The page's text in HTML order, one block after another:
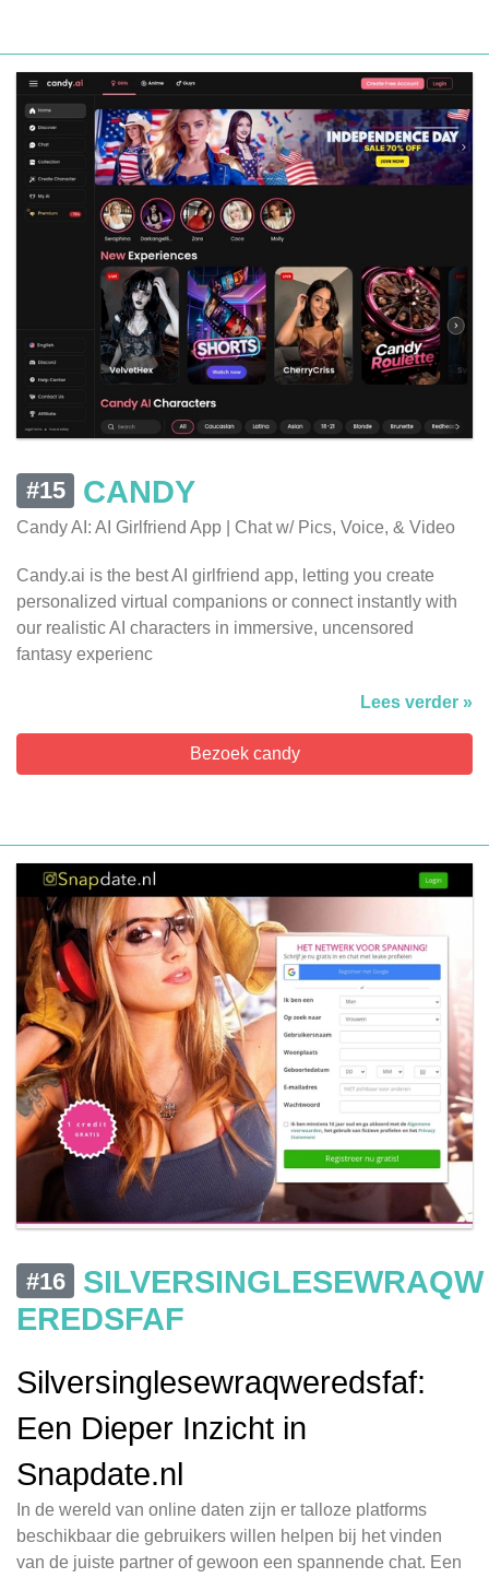
#15 CANDY
Candy AI: AI Girlfriend App | Chat w/ Pics, Voice, & Video
Candy.ai is the best AI girlfriend app, letting you create
personalized virtual companions or connect instantly with
our realistic AI characters in immersive, uncensored
fantasy experienc
Lees verder »
Bezoek candy
#16
SILVERSINGLESEWRAQW
EREDSFAF
Silversinglesewraqweredsfaf:
Een Dieper Inzicht in
Snapdate.nl
In de wereld van online daten zijn er talloze platforms
beschikbaar die gebruikers willen helpen bij het vinden
van de juiste partner of gewoon een spannende chat. Een